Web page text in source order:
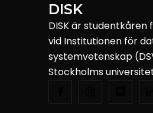
DISK
DISK är
vid Institutionen för
systemvetenskap
Stockholms